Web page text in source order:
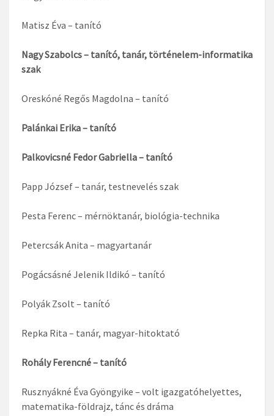
Matisz Éva – tanító
Nagy Szabolcs – tanító, tanár, történelem-informatika
szak
Oreskóné Regős Magdolna – tanító
Palánkai Erika – tanító
Palkovicsné Fedor Gabriella – tanító
Papp József – tanár, testnevelés szak
Pesta Ferenc – mérnöktanár, biológia-technika
Petercsák Anita – magyartanár
Pogácsásné Jelenik Ildikó – tanító
Polyák Zsolt – tanító
Repka Rita – tanár, magyar-hitoktató
Rohály Ferencné – tanító
Rusznyákné Éva Gyöngyike – volt igazgatóhelyettes,
matematika-földrajz, tánc és dráma